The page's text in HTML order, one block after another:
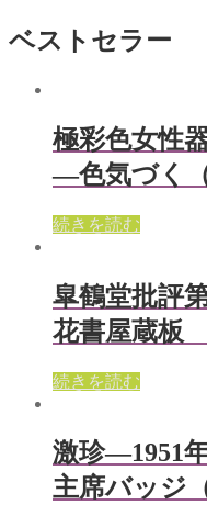
ベストセラー
極彩色女性
—色気づく（
続きを読む
皐鶴堂批評
花書屋蔵板
続きを読む
激珍—1951
主席バッジ